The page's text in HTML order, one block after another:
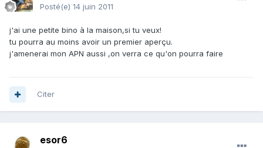
Posté(e) 14 juin 2011
j'ai une petite bino à la maison,si tu veux!
tu pourra au moins avoir un premier aperçu.
j'amenerai mon APN aussi ,on verra ce qu'on pourra faire
Citer
esor6